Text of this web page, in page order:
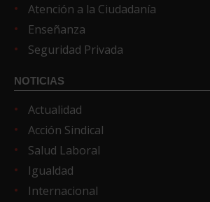
Atención a la Ciudadanía
Enseñanza
Seguridad Privada
NOTICIAS
Actualidad
Acción Sindical
Salud Laboral
Igualdad
Internacional